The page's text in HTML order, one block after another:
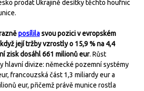
prodat Ukrajině desítky těchto houfnic
posílilasvou pozici v evropském
její tržby vzrostly o 15,9 % na 4,4
zisk dosáhl 661 milionů eur. Růst
hlavní divize: německé pozemní systémy
francouzská část 1,3 miliardy eur a
eur, přičemž právě munice rostla